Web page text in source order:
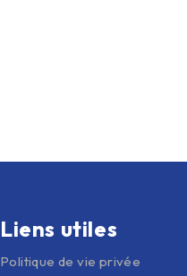
Liens utiles
Politique de vie privée